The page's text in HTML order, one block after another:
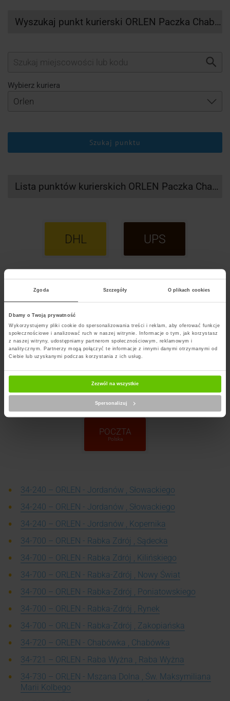
Zgoda Szczegóły O plikach cookies
Dbamy o Twoją prywatność
Wykorzystujemy pliki cookie do spersonalizowania treści i reklam, aby oferować funkcje
społecznościowe i analizować ruch w naszej witrynie. Informacje o tym, jak korzystasz
z naszej witryny, udostępniamy partnerom społecznościowym, reklamowym i
analitycznym. Partnerzy mogą połączyć te informacje z innymi danymi otrzymanymi od
Ciebie lub uzyskanymi podczas korzystania z ich usług.
Zezwól na wszystkie
Spersonalizuj
Wyszukaj punkt kurierski ORLEN Paczka Chabowka
Wybierz kuriera
Szukaj punktu
Lista punktów kurierskich ORLEN Paczka Chabowka
DHL UPS
Paczkomaty
InPost
Kurier
ORLEN
Paczka
POCZTA
Polska
34-240 – ORLEN - Jordanów , Słowackiego
34-240 – ORLEN - Jordanów , Słowackiego
34-240 – ORLEN - Jordanów , Kopernika
34-700 – ORLEN - Rabka Zdrój , Sądecka
34-700 – ORLEN - Rabka Zdrój , Kilińskiego
34-700 – ORLEN - Rabka-Zdrój , Nowy Świat
34-700 – ORLEN - Rabka-Zdrój , Poniatowskiego
34-700 – ORLEN - Rabka-Zdrój , Rynek
34-700 – ORLEN - Rabka-Zdrój , Zakopiańska
34-720 – ORLEN - Chabówka , Chabówka
34-721 – ORLEN - Raba Wyżna , Raba Wyżna
34-730 – ORLEN - Mszana Dolna , Św. Maksymiliana
Marii Kolbego